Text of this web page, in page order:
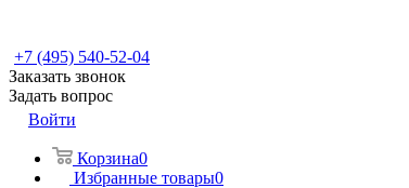
+7 (495) 540-52-04
Заказать звонок
Задать вопрос
Войти
Корзина0
Избранные товары0